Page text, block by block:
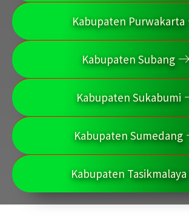
Kabupaten Purwakarta
Kabupaten Subang
Kabupaten Sukabumi
Kabupaten Sumedang
Kabupaten Tasikmalaya